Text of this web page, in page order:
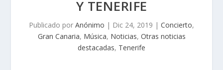
Y TENERIFE
Publicado por Anónimo | Dic 24, 2019 | Concierto,
Gran Canaria, Música, Noticias, Otras noticias
destacadas, Tenerife